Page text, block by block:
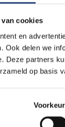
van cookies
en
Ook delen we
Deze partners
op basis
naar een
(SOE).
de ‘Groep
drie
gemaakt
verliezen: acht
of